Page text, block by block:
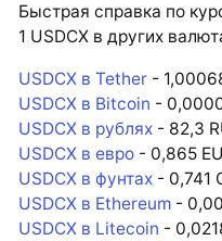
Быстрая справка по
1 USDCX в других
USDCX в Tether -
USDCX в Bitcoin -
USDCX в рублях - 82,3
USDCX в евро - 0,865
USDCX в фунтах - 0,741
USDCX в Ethereum -
USDCX в Litecoin -